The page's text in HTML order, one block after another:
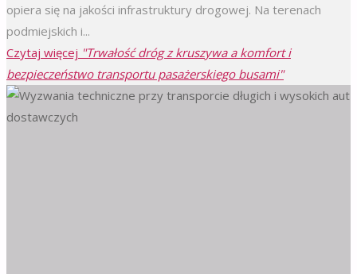
opiera się na jakości infrastruktury drogowej. Na terenach
podmiejskich i...
Czytaj więcej "Trwałość dróg z kruszywa a komfort i
bezpieczeństwo transportu pasażerskiego busami"